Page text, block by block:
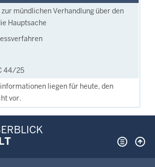
mündlichen Verhandlung über den
Hauptsache
44/25
liegen für heute, den
vor.
Überblick: